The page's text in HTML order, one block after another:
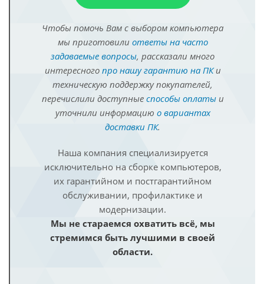
Чтобы помочь Вам с выбором компьютера
мы приготовили ответы на часто
задаваемые вопросы, рассказали много
интересного про нашу гарантию на ПКи
техническую поддержку покупателей,
перечислили доступные способы оплатыи
уточнили информацию о вариантах
доставки ПК.
Наша компания специализируется
исключительно на сборке компьютеров,
их гарантийном и постгарантийном
обслуживании, профилактике и
модернизации.
Мы не стараемся охватить всё, мы
стремимся быть лучшими в своей
области.